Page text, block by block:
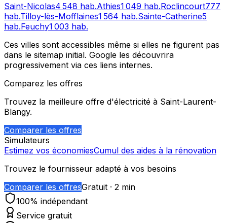
Saint-Nicolas4 548 hab.Athies1 049 hab.Roclincourt777
hab.Tilloy-lès-Mofflaines1 564 hab.Sainte-Catherine5
hab.Feuchy1 003 hab.
Ces villes sont accessibles même si elles ne figurent pas
dans le sitemap initial. Google les découvrira
progressivement via ces liens internes.
Comparez les offres
Trouvez la meilleure offre d'électricité à Saint-Laurent-
Blangy.
Comparer les offres
Simulateurs
Estimez vos économiesCumul des aides à la rénovation
Trouvez le fournisseur adapté à vos besoins
Comparer les offresGratuit · 2 min
100% indépendant
Service gratuit